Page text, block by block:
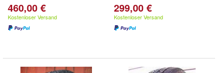
460,00 €
Kostenloser Versand
299,00 €
Kostenloser Versand